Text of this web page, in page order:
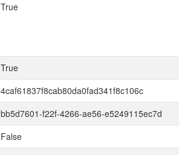
True
True
4caf61837f8cab80da0fad341f8c106c
bb5d7601-f22f-4266-ae56-e5249115ec7d
False